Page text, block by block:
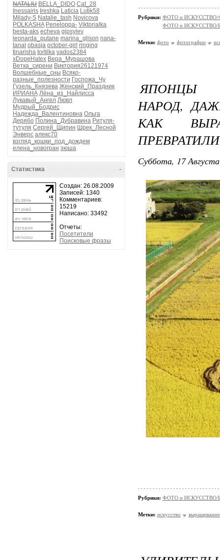
NATALIU BELLA_DIDO Cat_28
Inessairis Ireshka Laticia Lutik58
Milady-S Natalie_tash Novicova
POLKASHA Peneloppa- Viktorialka
besta-aks echeva gipsylev
leonarda_putane marina_glison nana-
tanal obasja october-girl ringing
tinarisha tortilka vados2384
xDopeHatex Вера_Мурашова
Ветка_сирени Виктория26121974
Волшебные_сны Всяко-
разные_полезности Госпожа_Чу
Гузель_Князева Женский_Праздник
ИРИАНА Лёна_из_Найлисса
Лукавый_Ангел Лювл
Мудрый_Бодрис
Надежда_Валентиновна Ольга
Дерябо Полина_Дубравина Ритуля-
тутуля Сергей_Щипин Шрек_Лесной
Энверс алекс70
взгляд_кошки_под_дождем
елена_новогран зюша
-
Статистика
Создан: 26.08.2009
Записей: 1340
Комментариев:
15219
Написано: 33492
Отчеты:
Посетители
Поисковые фразы
Рубрики: ФОТО и ИСКУССТВО/
ФОТО и ИСКУССТВО/
Метки: фото фотографии
ЯПОНЦЫ
НАРОД,
КАК
Суббота, 17
Рубрики: ФОТО и ИСКУССТВО/
Метки: искусство